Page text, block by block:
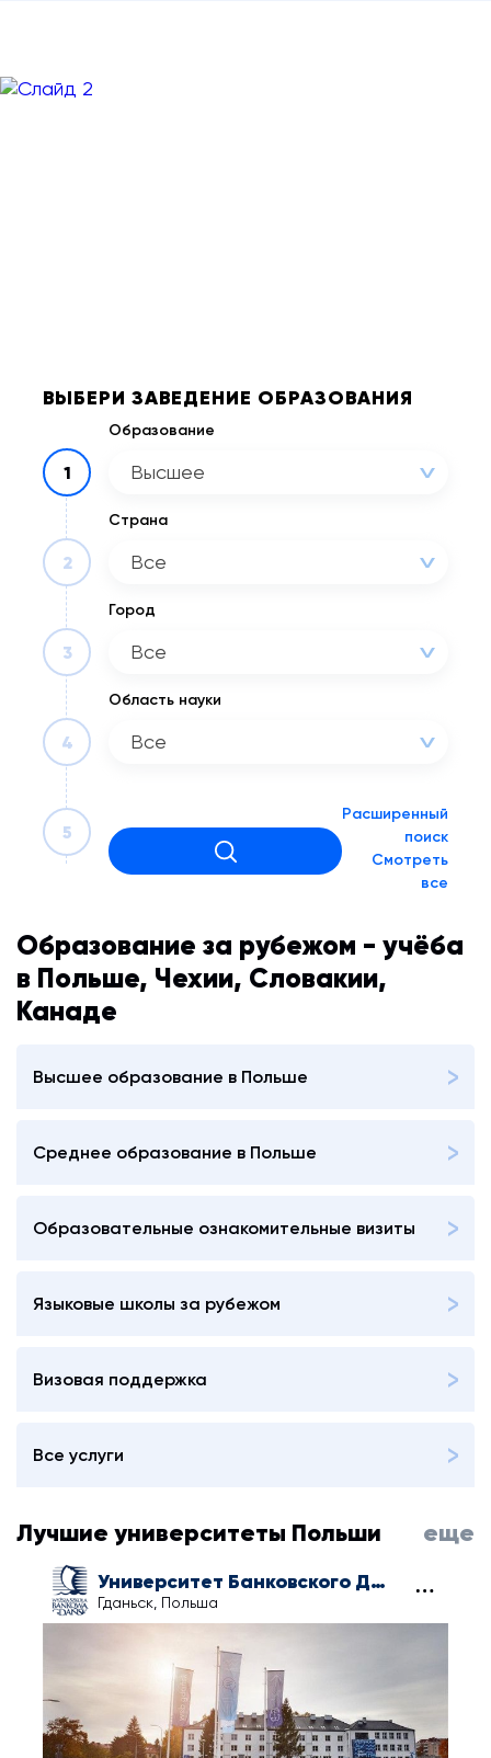
ВЫБЕРИ ЗАВЕДЕНИЕ ОБРАЗОВАНИЯ
1
Образование
Высшее
2
Страна
Все
3
Город
Все
4
Область науки
Все
5
Расширенный
поиск
Смотреть
все
Образование за рубежом - учёба
в Польше, Чехии, Словакии,
Канаде
Высшее образование в Польше
Среднее образование в Польше
Образовательные ознакомительные визиты
Языковые школы за рубежом
Визовая поддержка
Все услуги
Лучшие университеты Польши еще
Университет Банковского Дела в Гданьске
Гданьск, Польша